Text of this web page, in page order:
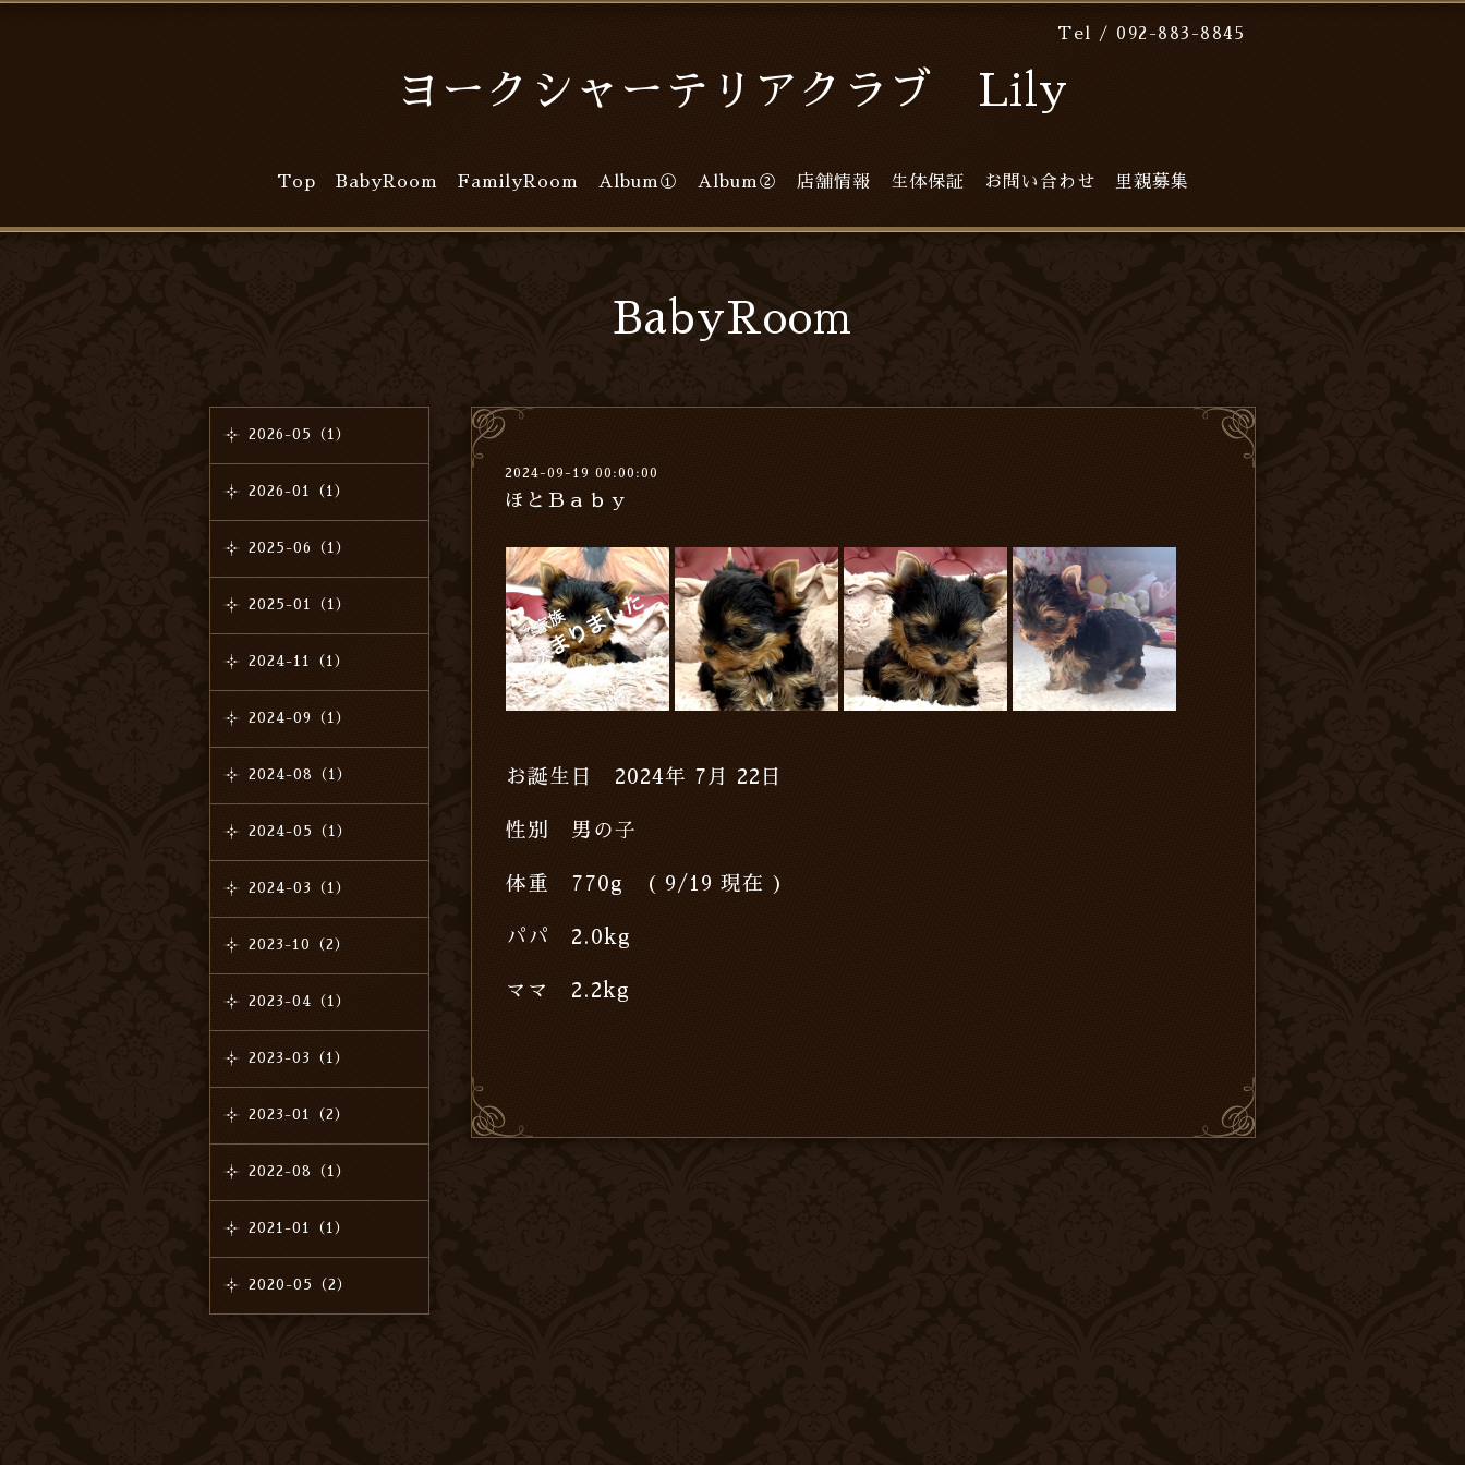
Tel / 092-883-8845
ヨークシャーテリアクラブ Lily
Top BabyRoom FamilyRoom Album① Album② 店舗情報 生体保証 お問い合わせ 里親募集
BabyRoom
2024-09-19 00:00:00
ほとＢａｂｙ
お誕生日 2024年 7月 22日
性別 男の子
体重 770g ( 9/19 現在 )
パパ 2.0kg
ママ 2.2kg
2026-05（1）
2026-01（1）
2025-06（1）
2025-01（1）
2024-11（1）
2024-09（1）
2024-08（1）
2024-05（1）
2024-03（1）
2023-10（2）
2023-04（1）
2023-03（1）
2023-01（2）
2022-08（1）
2021-01（1）
2020-05（2）